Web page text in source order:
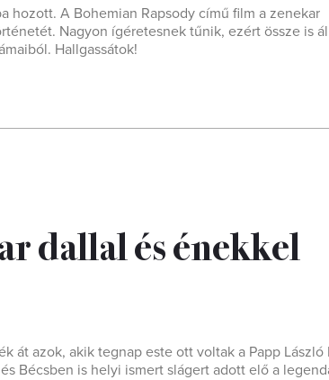
hozott. A Bohemian Rapsody című film a zenekar
Nagyon ígéretesnek tűnik, ezért össze is
Hallgassátok!
dallal és énekkel
azok, akik tegnap este ott voltak a Papp László
Bécsben is helyi ismert slágert adott elő a